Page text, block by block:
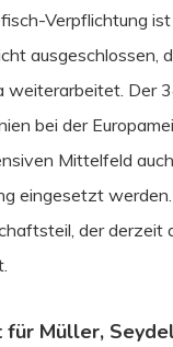
Verpflichtung
ausgeschlossen,
weiterarbeitet. Der
bei der
Mittelfeld
eingesetzt
der derzeit
für Müller,